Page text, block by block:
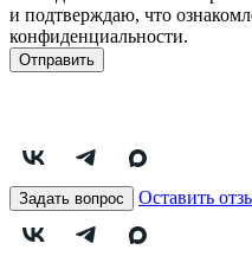
и подтверждаю, что
конфиденциальности.
Отправить
Задать вопрос Оставить